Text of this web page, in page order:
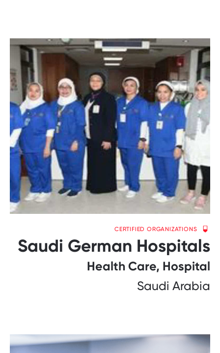
CERTIFIED ORGANIZATIONS
Saudi German Hospitals
Health Care, Hospital
Saudi Arabia